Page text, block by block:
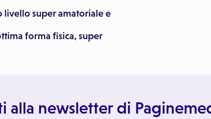
livello super amatoriale e
forma fisica, super
alla newsletter di